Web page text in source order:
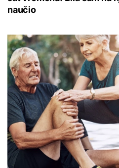
naučio